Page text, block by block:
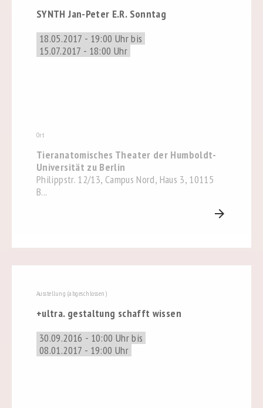
SYNTH Jan-Peter E.R. Sonntag
18.05.2017 - 19:00 Uhr bis
15.07.2017 - 18:00 Uhr
Ort
Tieranatomisches Theater der Humboldt-
Universität zu Berlin
Philippstr. 12/13, Campus Nord, Haus 3, 10115
B...
arrow_forward
Ausstellung (abgeschlossen)
+ultra. gestaltung schafft wissen
30.09.2016 - 10:00 Uhr bis
08.01.2017 - 19:00 Uhr